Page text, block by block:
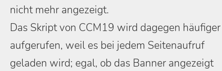
nicht mehr angezeigt.
Das Skript von CCM19 wird dagegen häufiger
aufgerufen, weil es bei jedem Seitenaufruf
geladen wird; egal, ob das Banner angezeigt